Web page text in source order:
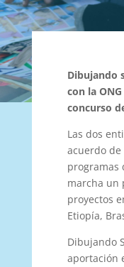
Dibujando
con la
concurso
Las dos
acuerdo
programas
marcha un
proyectos
Etiopía,
Dibujando
aportación